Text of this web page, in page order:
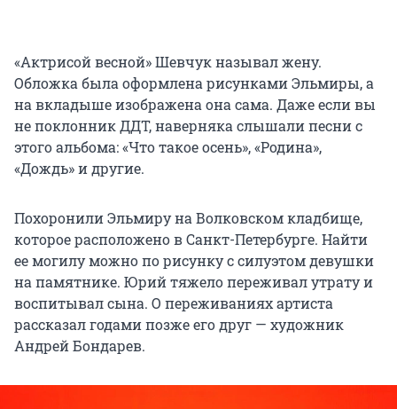
«Актрисой весной» Шевчук называл жену.
Обложка была оформлена рисунками Эльмиры, а
на вкладыше изображена она сама. Даже если вы
не поклонник ДДТ, наверняка слышали песни с
этого альбома: «Что такое осень», «Родина»,
«Дождь» и другие.
Похоронили Эльмиру на Волковском кладбище,
которое расположено в Санкт-Петербурге. Найти
ее могилу можно по рисунку с силуэтом девушки
на памятнике. Юрий тяжело переживал утрату и
воспитывал сына. О переживаниях артиста
рассказал годами позже его друг — художник
Андрей Бондарев.